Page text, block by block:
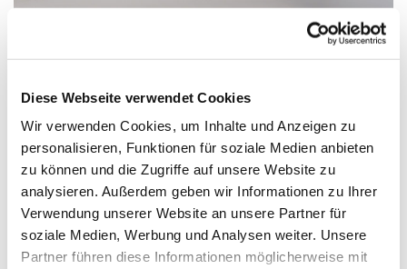
Diese Webseite verwendet Cookies
Wir verwenden Cookies, um Inhalte und Anzeigen zu
personalisieren, Funktionen für soziale Medien anbieten
zu können und die Zugriffe auf unsere Website zu
analysieren. Außerdem geben wir Informationen zu Ihrer
Verwendung unserer Website an unsere Partner für
soziale Medien, Werbung und Analysen weiter. Unsere
Partner führen diese Informationen möglicherweise mit